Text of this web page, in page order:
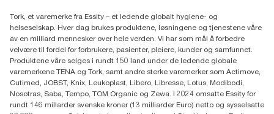
Fredrik Selmers vei 6
0603 OSLO
Tork, et varemerke fra Essity – et ledende globalt hygiene- og
helseselskap. Hver dag brukes produktene, løsningene og tjenestene våre
av en milliard mennesker over hele verden. Vi har som mål å forbedre
velvære til fordel for forbrukere, pasienter, pleiere, kunder og samfunnet.
Produktene våre selges i rundt 150 land under de ledende globale
varemerkene TENA og Tork, samt andre sterke varemerker som Actimove,
Cutimed, JOBST, Knix, Leukoplast, Libero, Libresse, Lotus, Modibodi,
Nosotras, Saba, Tempo, TOM Organic og Zewa. I 2024 omsatte Essity for
rundt 146 millarder svenske kroner (13 milliarder Euro) netto og sysselsatte